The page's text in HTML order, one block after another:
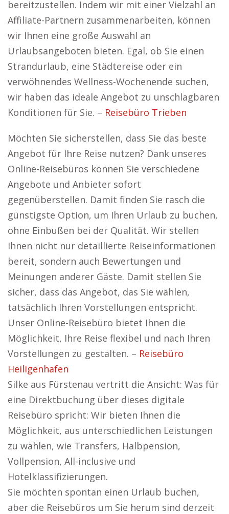
bereitzustellen. Indem wir mit einer Vielzahl an
Affiliate-Partnern zusammenarbeiten, können
wir Ihnen eine große Auswahl an
Urlaubsangeboten bieten. Egal, ob Sie einen
Strandurlaub, eine Städtereise oder ein
verwöhnendes Wellness-Wochenende suchen,
wir haben das ideale Angebot zu unschlagbaren
Konditionen für Sie. – Reisebüro Trieben
Möchten Sie sicherstellen, dass Sie das beste
Angebot für Ihre Reise nutzen? Dank unseres
Online-Reisebüros können Sie verschiedene
Angebote und Anbieter sofort
gegenüberstellen. Damit finden Sie rasch die
günstigste Option, um Ihren Urlaub zu buchen,
ohne Einbußen bei der Qualität. Wir stellen
Ihnen nicht nur detaillierte Reiseinformationen
bereit, sondern auch Bewertungen und
Meinungen anderer Gäste. Damit stellen Sie
sicher, dass das Angebot, das Sie wählen,
tatsächlich Ihren Vorstellungen entspricht.
Unser Online-Reisebüro bietet Ihnen die
Möglichkeit, Ihre Reise flexibel und nach Ihren
Vorstellungen zu gestalten. – Reisebüro
Heiligenhafen
Silke aus Fürstenau vertritt die Ansicht: Was für
eine Direktbuchung über dieses digitale
Reisebüro spricht: Wir bieten Ihnen die
Möglichkeit, aus unterschiedlichen Leistungen
zu wählen, wie Transfers, Halbpension,
Vollpension, All-inclusive und
Hotelklassifizierungen.
Sie möchten spontan einen Urlaub buchen,
aber die Reisebüros um Sie herum sind derzeit